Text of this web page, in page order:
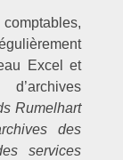
Excel et
Rumelhart
des
services